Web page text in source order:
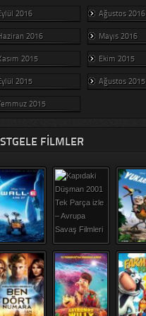
2016 Ağustos 2016
2016 Mayıs 2016
2015 Ekim 2015
2015 Ağustos 2015
2015
FILMLER